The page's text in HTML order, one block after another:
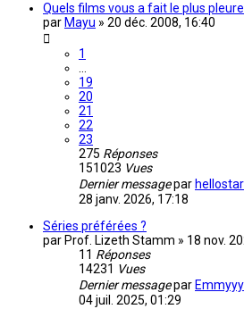
Quels films vous a fait le plus
par Mayu » 20 déc. 2008, 16:40
1
19
20
21
22
23
275 Réponses
151023 Vues
Dernier messagepar hellostar
28 janv. 2026, 17:18
Séries préférées ?
par Prof. Lizeth Stamm » 18 nov.
11 Réponses
14231 Vues
Dernier messagepar
04 juil. 2025, 01:29